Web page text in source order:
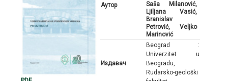
Аутор
Saša Milanović,
Ljiljana Vasić,
Branislav
Petrović, Veljko
Marinović
Издавач
Beograd :
Univerzitet u
Beogradu,
Rudarsko-geološki